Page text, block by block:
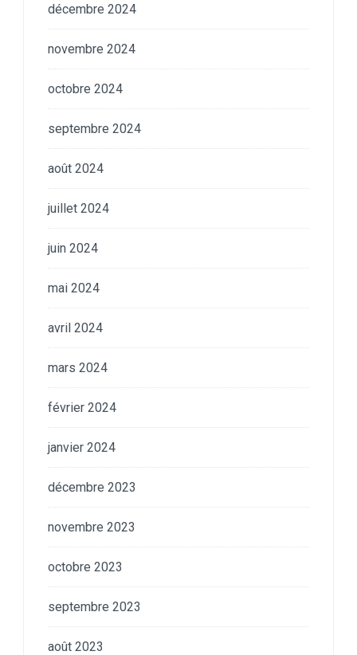
décembre 2024
novembre 2024
octobre 2024
septembre 2024
août 2024
juillet 2024
juin 2024
mai 2024
avril 2024
mars 2024
février 2024
janvier 2024
décembre 2023
novembre 2023
octobre 2023
septembre 2023
août 2023